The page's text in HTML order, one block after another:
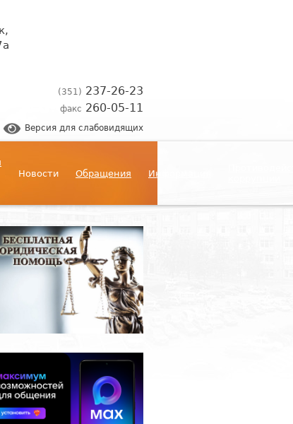
(351) 237-26-23
факс 260-05-11
Версия для слабовидящих
Новости Обращения Информация